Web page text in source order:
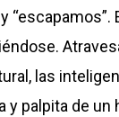
las
y palpita de un